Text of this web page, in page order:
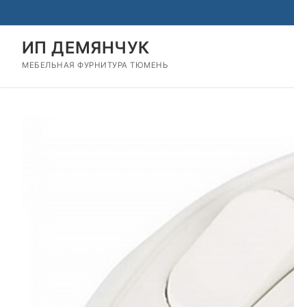
к
содержимому
ИП ДЕМЯНЧУК
МЕБЕЛЬНАЯ ФУРНИТУРА ТЮМЕНЬ